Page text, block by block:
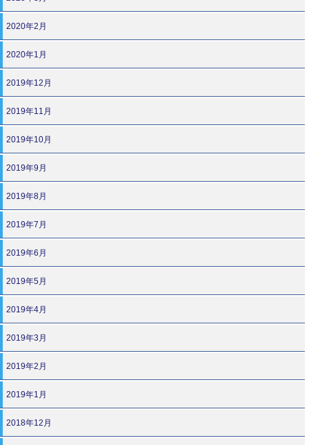
2020年2月
2020年1月
2019年12月
2019年11月
2019年10月
2019年9月
2019年8月
2019年7月
2019年6月
2019年5月
2019年4月
2019年3月
2019年2月
2019年1月
2018年12月